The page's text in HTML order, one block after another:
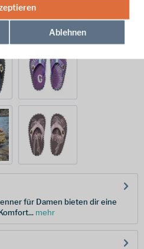
für Damen bieten dir eine
mehr
Ablehnen